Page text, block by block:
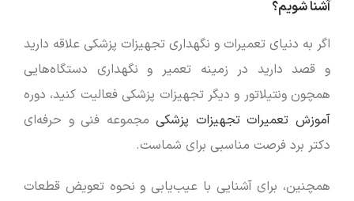
آشنا شویم؟
اگر به دنیای تعمیرات و نگهداری تجهیزات پزشکی علاقه دارید
و قصد دارید در زمینه تعمیر و نگهداری دستگاه‌هایی
همچون ونتیلاتور و دیگر تجهیزات پزشکی فعالیت کنید، دوره
آموزش تعمیرات تجهیزات پزشکیمجموعه فنی و حرفه‌ای
دکتر برد فرصت مناسبی برای شماست.
همچنین، برای آشنایی با عیب‌یابی و نحوه تعویض قطعات